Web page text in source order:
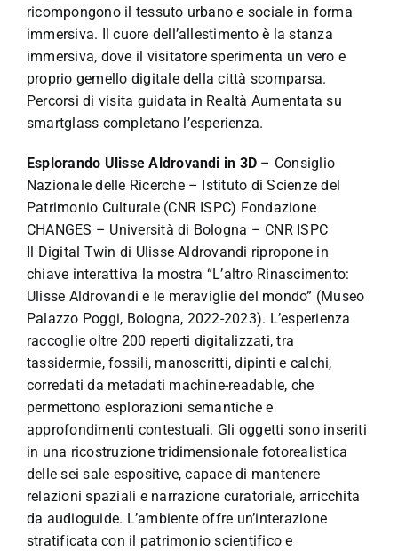
ricompongono il tessuto urbano e sociale in forma
immersiva. Il cuore dell’allestimento è la stanza
immersiva, dove il visitatore sperimenta un vero e
proprio gemello digitale della città scomparsa.
Percorsi di visita guidata in Realtà Aumentata su
smartglass completano l’esperienza.
Esplorando Ulisse Aldrovandi in 3D – Consiglio
Nazionale delle Ricerche – Istituto di Scienze del
Patrimonio Culturale (CNR ISPC) Fondazione
CHANGES – Università di Bologna – CNR ISPC
Il Digital Twin di Ulisse Aldrovandi ripropone in
chiave interattiva la mostra “L’altro Rinascimento:
Ulisse Aldrovandi e le meraviglie del mondo” (Museo
Palazzo Poggi, Bologna, 2022-2023). L’esperienza
raccoglie oltre 200 reperti digitalizzati, tra
tassidermie, fossili, manoscritti, dipinti e calchi,
corredati da metadati machine-readable, che
permettono esplorazioni semantiche e
approfondimenti contestuali. Gli oggetti sono inseriti
in una ricostruzione tridimensionale fotorealistica
delle sei sale espositive, capace di mantenere
relazioni spaziali e narrazione curatoriale, arricchita
da audioguide. L’ambiente offre un’interazione
stratificata con il patrimonio scientifico e